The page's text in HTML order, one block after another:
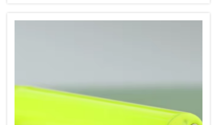
Spersonalizowane zapalniczki mogą oddawać